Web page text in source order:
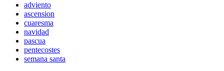
adviento
ascension
cuaresma
navidad
pascua
pentecostes
semana santa